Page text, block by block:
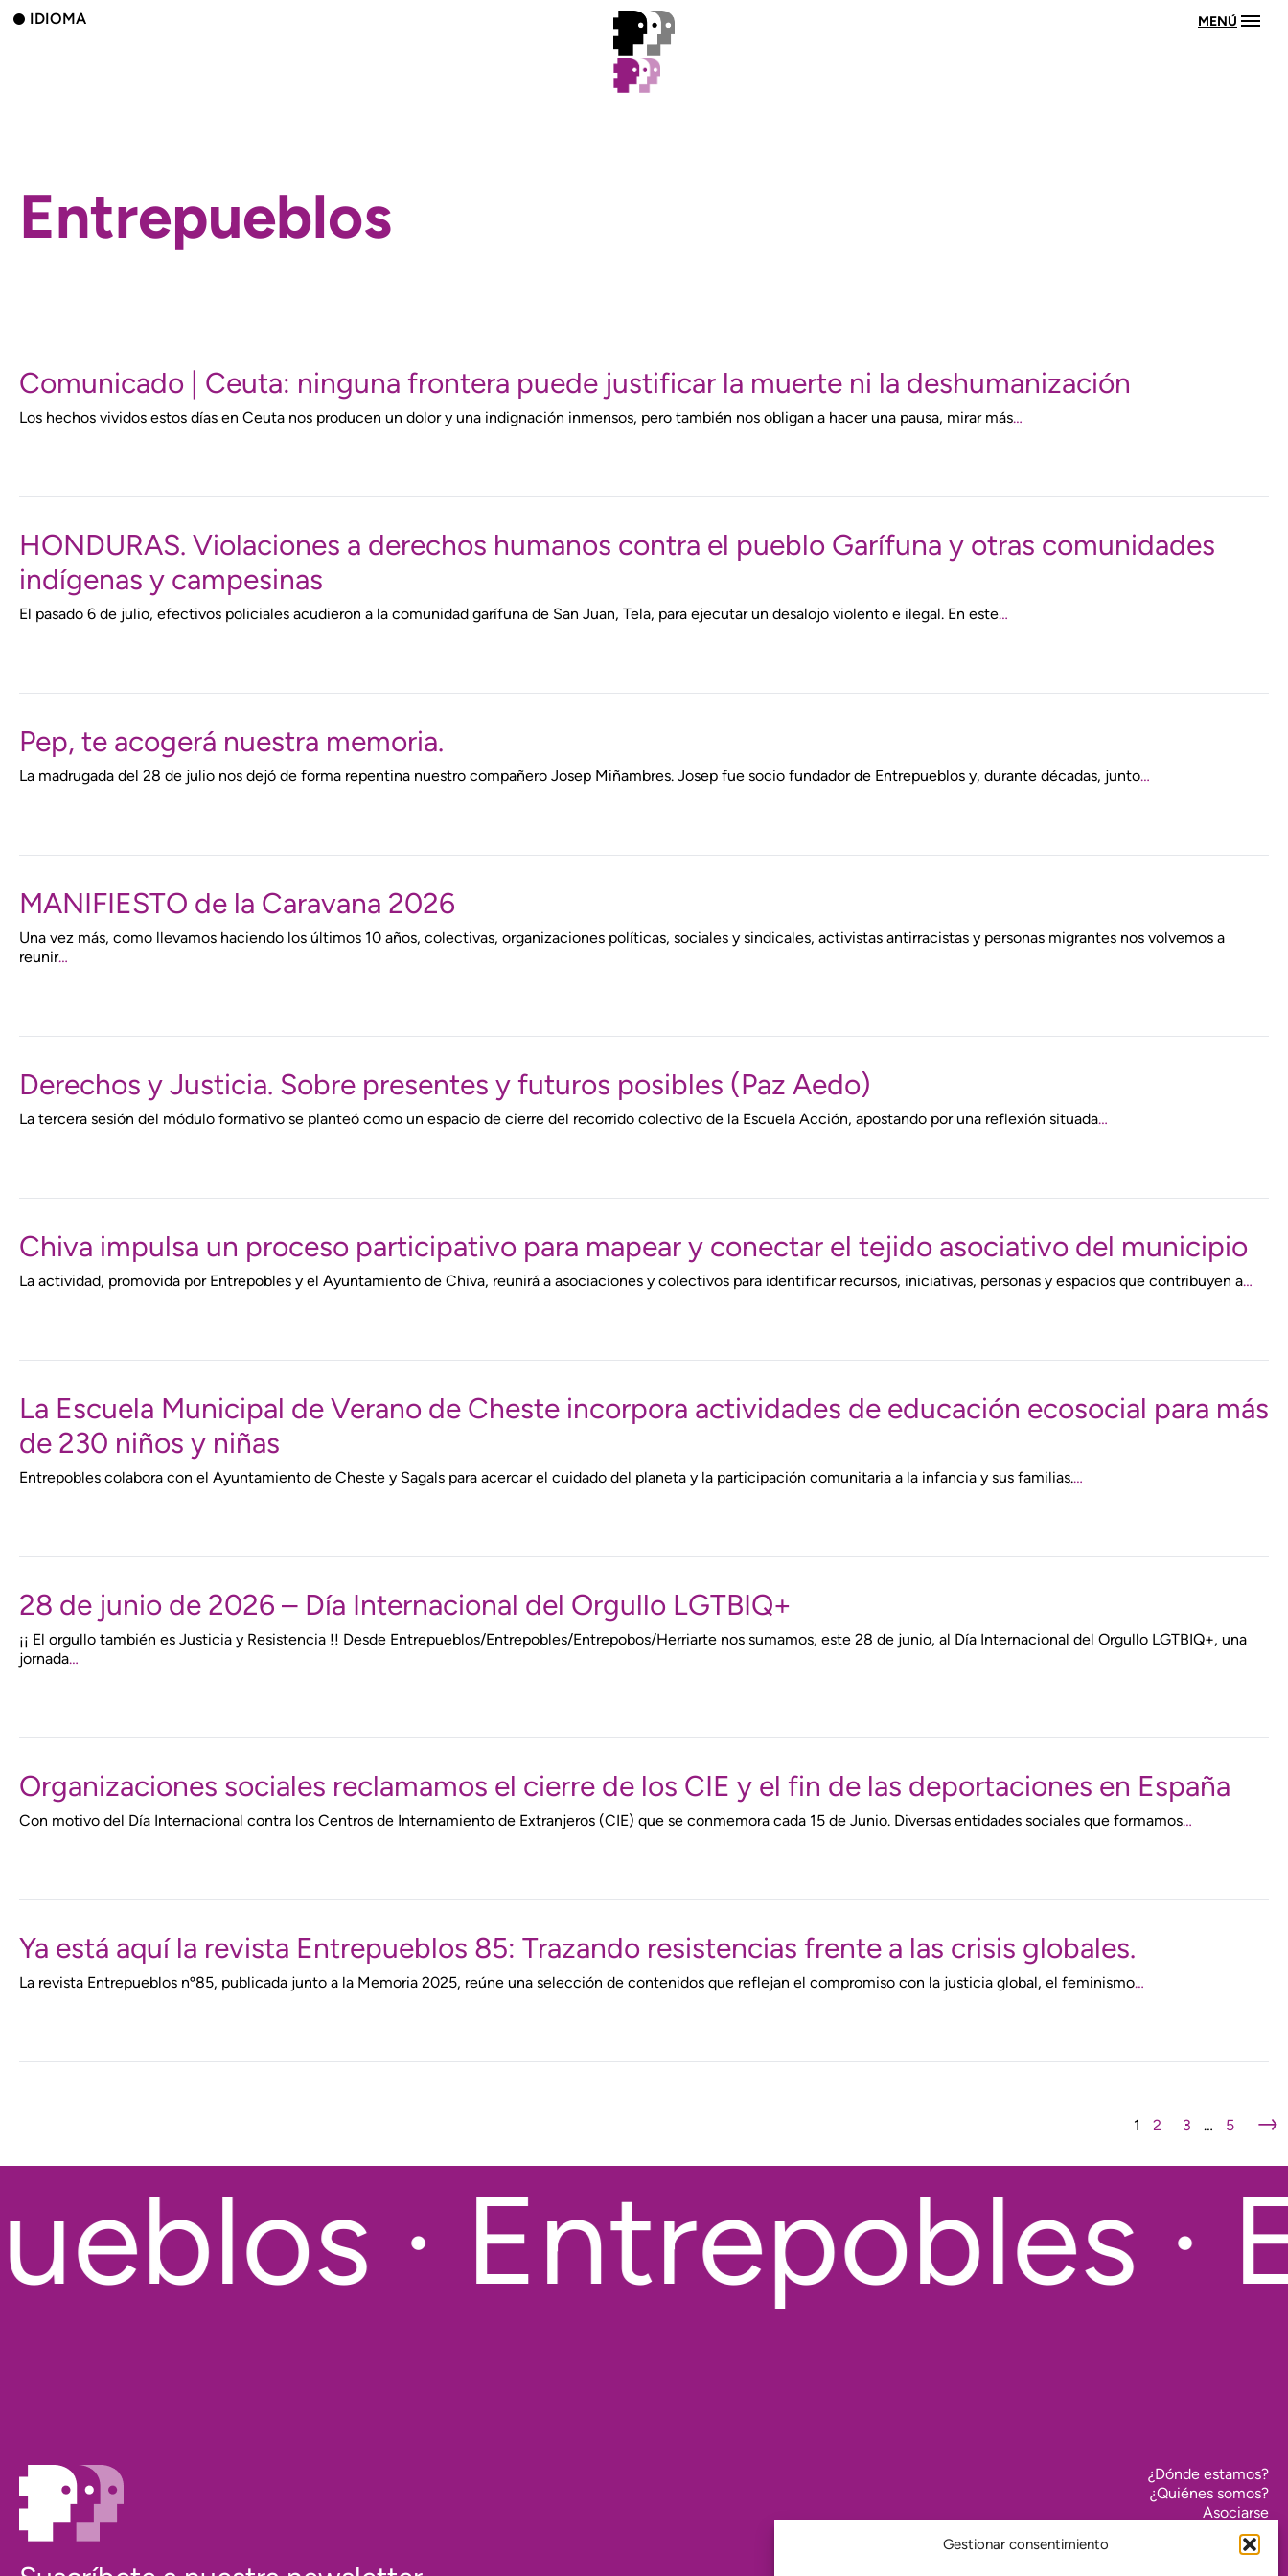
Gestionar consentimiento
IDIOMA MENÚ
Entrepueblos
Comunicado | Ceuta: ninguna frontera puede justificar la muerte ni la deshumanización
Los hechos vividos estos días en Ceuta nos producen un dolor y una indignación inmensos, pero también nos obligan a hacer una pausa, mirar más…
HONDURAS. Violaciones a derechos humanos contra el pueblo Garífuna y otras comunidades
indígenas y campesinas
El pasado 6 de julio, efectivos policiales acudieron a la comunidad garífuna de San Juan, Tela, para ejecutar un desalojo violento e ilegal. En este…
Pep, te acogerá nuestra memoria.
La madrugada del 28 de julio nos dejó de forma repentina nuestro compañero Josep Miñambres. Josep fue socio fundador de Entrepueblos y, durante décadas, junto…
MANIFIESTO de la Caravana 2026
Una vez más, como llevamos haciendo los últimos 10 años, colectivas, organizaciones políticas, sociales y sindicales, activistas antirracistas y personas migrantes nos volvemos a
reunir…
Derechos y Justicia. Sobre presentes y futuros posibles (Paz Aedo)
La tercera sesión del módulo formativo se planteó como un espacio de cierre del recorrido colectivo de la Escuela Acción, apostando por una reflexión situada…
Chiva impulsa un proceso participativo para mapear y conectar el tejido asociativo del municipio
La actividad, promovida por Entrepobles y el Ayuntamiento de Chiva, reunirá a asociaciones y colectivos para identificar recursos, iniciativas, personas y espacios que contribuyen a…
La Escuela Municipal de Verano de Cheste incorpora actividades de educación ecosocial para más
de 230 niños y niñas
Entrepobles colabora con el Ayuntamiento de Cheste y Sagals para acercar el cuidado del planeta y la participación comunitaria a la infancia y sus familias.…
28 de junio de 2026 – Día Internacional del Orgullo LGTBIQ+
¡¡ El orgullo también es Justicia y Resistencia !! Desde Entrepueblos/Entrepobles/Entrepobos/Herriarte nos sumamos, este 28 de junio, al Día Internacional del Orgullo LGTBIQ+, una
jornada…
Organizaciones sociales reclamamos el cierre de los CIE y el fin de las deportaciones en España
Con motivo del Día Internacional contra los Centros de Internamiento de Extranjeros (CIE) que se conmemora cada 15 de Junio. Diversas entidades sociales que formamos…
Ya está aquí la revista Entrepueblos 85: Trazando resistencias frente a las crisis globales.
La revista Entrepueblos nº85, publicada junto a la Memoria 2025, reúne una selección de contenidos que reflejan el compromiso con la justicia global, el feminismo…
1 2 3 … 5 →
· Entrepobles ·
¿Dónde estamos?
¿Quiénes somos?
Asociarse
Agenda
Contacto